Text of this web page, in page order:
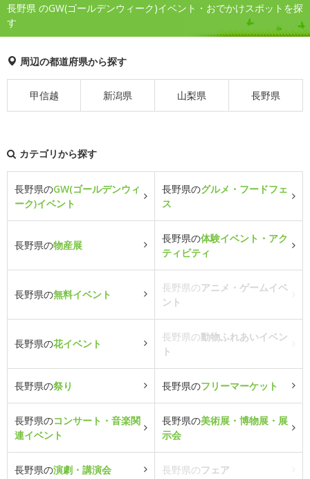
長野県 のGW(ゴールデンウィーク)イベント・おでかけスポットを探
す
周辺の都道府県から探す
甲信越 新潟県 山梨県 長野県
カテゴリから探す
長野県のGW(ゴールデンウィ
ーク)イベント
長野県のグルメ・フードフェ
ス
長野県の物産展
長野県の体験イベント・アク
ティビティ
長野県の無料イベント
長野県のアニメ・ゲームイベ
ント
長野県の花イベント
長野県の動物ふれあいイベン
ト
長野県の祭り 長野県のフリーマーケット
長野県のコンサート・音楽関
連イベント
長野県の美術展・博物展・展
示会
長野県の演劇・講演会 長野県のフェア